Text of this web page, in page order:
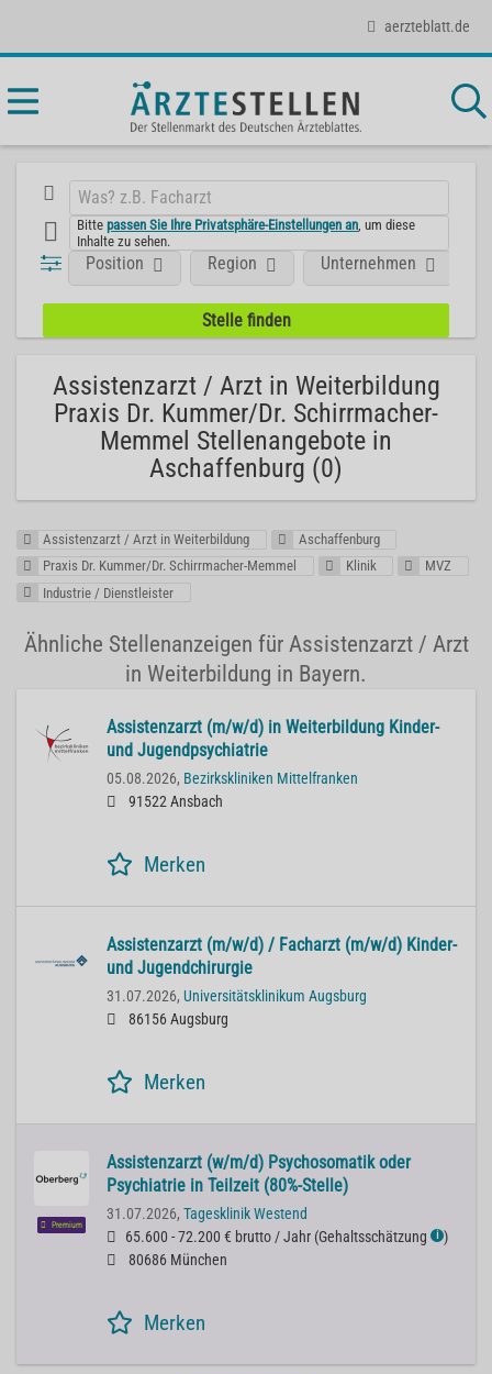
aerzteblatt.de
Bittepassen Sie Ihre Privatsphäre-Einstellungen an , um diese
Inhalte zu sehen.
Position Region Unternehmen
Assistenzarzt / Arzt in Weiterbildung
Praxis Dr. Kummer/Dr. Schirrmacher-
Memmel Stellenangebote in
Aschaffenburg (0)
Assistenzarzt / Arzt in Weiterbildung
Aschaffenburg
Praxis Dr. Kummer/Dr. Schirrmacher-Memmel
Klinik
MVZ
Industrie / Dienstleister
Ähnliche Stellenanzeigen für Assistenzarzt / Arzt
in Weiterbildung in Bayern.
Assistenzarzt (m/w/d) in Weiterbildung Kinder-
und Jugendpsychiatrie
05.08.2026, Bezirkskliniken Mittelfranken
91522 Ansbach
Merken
Assistenzarzt (m/w/d) / Facharzt (m/w/d) Kinder-
und Jugendchirurgie
31.07.2026, Universitätsklinikum Augsburg
86156 Augsburg
Merken
Premium
Assistenzarzt (w/m/d) Psychosomatik oder
Psychiatrie in Teilzeit (80%-Stelle)
31.07.2026, Tagesklinik Westend
65.600 - 72.200 € brutto / Jahr (Gehaltsschätzung ℹ )
80686 München
Merken